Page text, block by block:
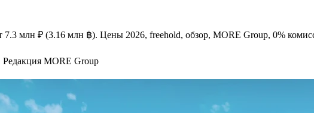
7.3 млн ₽ (3.16 млн ฿). Цены 2026, freehold, обзор, MORE Group, 0%
Редакция MORE Group